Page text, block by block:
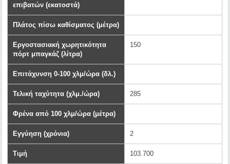
επιβατών (εκατοστά)
Πλάτος πίσω καθίσματος (μέτρα)
Εργοστασιακή χωρητικότητα
πόρτ μπαγκάζ (λίτρα)
150
Επιτάχυνση 0-100 χλμ/ώρα (δλ.)
Τελική ταχύτητα (χλμ./ώρα) 285
Φρένα από 100 χλμ/ώρα (μέτρα)
Εγγύηση (χρόνια) 2
Τιμή 103.700